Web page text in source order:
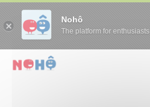
Nohô
The platform for enthusiasts
Panneau de gestion des cookies